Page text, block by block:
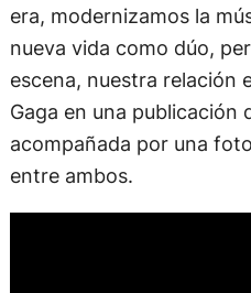
era, modernizamos la
nueva vida como dúo,
escena, nuestra relación
Gaga en una publicación
acompañada por una
entre ambos.